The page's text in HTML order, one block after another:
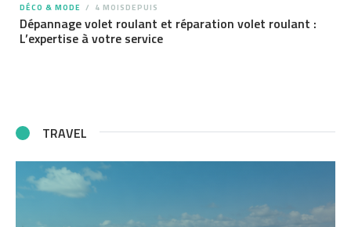
DÉCO & MODE 4 MOISDEPUIS
Dépannage volet roulant et réparation volet roulant :
L’expertise à votre service
TRAVEL